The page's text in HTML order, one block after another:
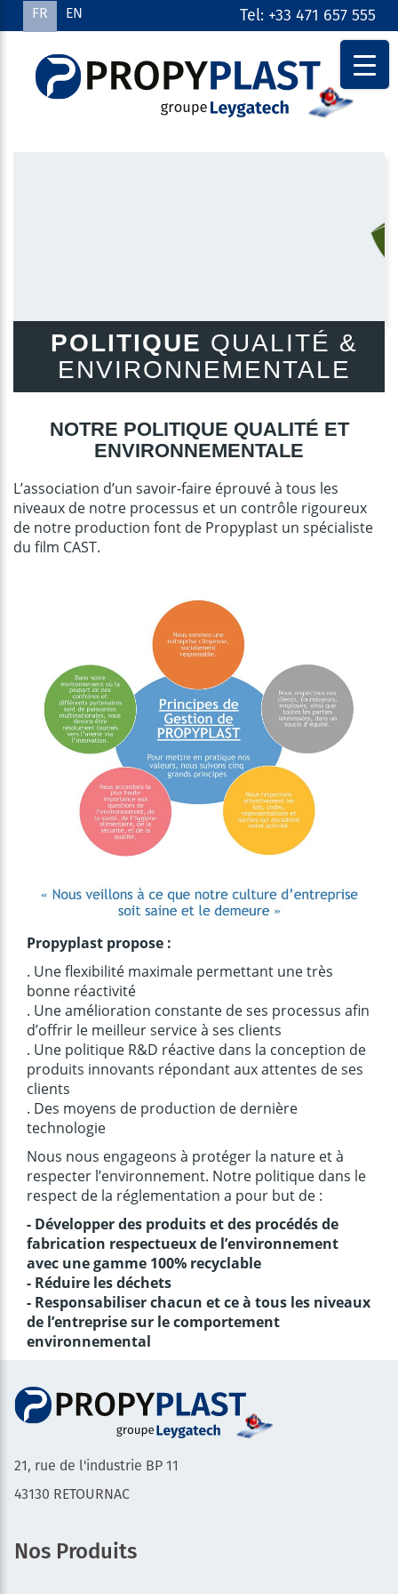
FR EN Tel: +33 471 657 555
POLITIQUE QUALITÉ &
ENVIRONNEMENTALE
NOTRE POLITIQUE QUALITÉ ET
ENVIRONNEMENTALE
L’association d’un savoir-faire éprouvé à tous les
niveaux de notre processus et un contrôle rigoureux
de notre production font de Propyplast un spécialiste
du film CAST.
Propyplast propose :
. Une flexibilité maximale permettant une très
bonne réactivité
. Une amélioration constante de ses processus afin
d’offrir le meilleur service à ses clients
. Une politique R&D réactive dans la conception de
produits innovants répondant aux attentes de ses
clients
. Des moyens de production de dernière
technologie
Nous nous engageons à protéger la nature et à
respecter l’environnement. Notre politique dans le
respect de la réglementation a pour but de :
- Développer des produits et des procédés de
fabrication respectueux de l’environnement
avec une gamme 100% recyclable
- Réduire les déchets
- Responsabiliser chacun et ce à tous les niveaux
de l’entreprise sur le comportement
environnemental
21, rue de l'industrie BP 11
43130 RETOURNAC
Nos Produits